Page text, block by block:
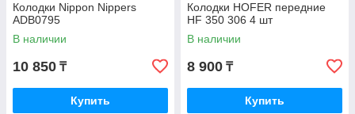
Колодки Nippon Nippers
ADB0795
В наличии
10 850 ₸
Купить
Колодки HOFER передние
HF 350 306 4 шт
В наличии
8 900 ₸
Купить